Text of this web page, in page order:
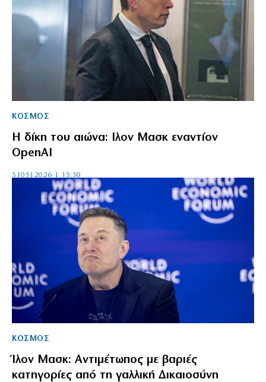
ΚΟΣΜΟΣ
Η δίκη του αιώνα: Ιλον Μασκ εναντίον
OpenAI
3|05|2026 | 15:30
ΚΟΣΜΟΣ
Ίλον Μασκ: Αντιμέτωπος με βαριές
κατηγορίες από τη γαλλική Δικαιοσύνη